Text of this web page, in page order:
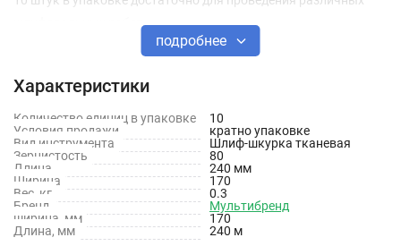
шлифовальных работ.
подробнее
Характеристики
Количество единиц в упаковке
10
Условия продажи
кратно упаковке
Вид инструмента
Шлиф-шкурка тканевая
Зернистость
80
Длина
240 мм
Ширина
170
Вес, кг
0.3
Бренд
Мультибренд
ширина, мм
170
Длина, мм
240 м